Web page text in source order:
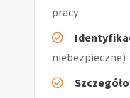
pracy
niebezpieczne)